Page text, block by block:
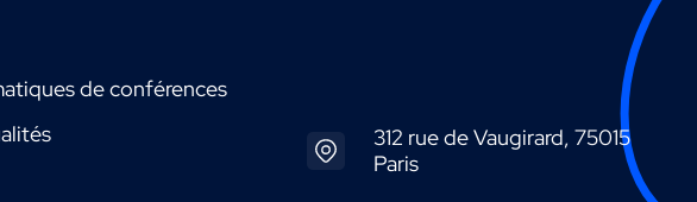
de conférences
312 rue de Vaugirard, 75015
Paris